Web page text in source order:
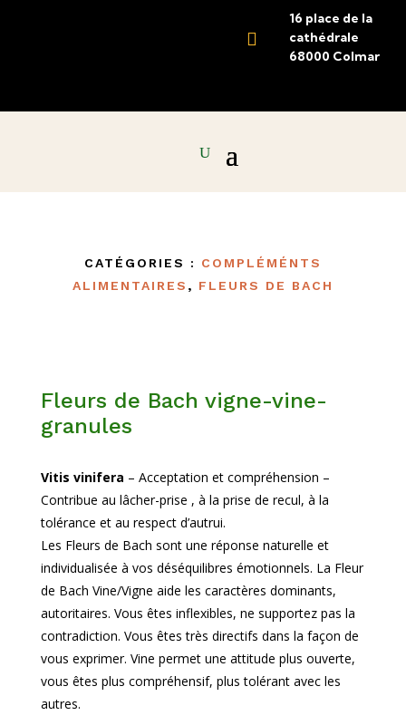

16 place de la
cathédrale
68000 Colmar
CATÉGORIES : COMPLÉMÉNTS
ALIMENTAIRES , FLEURS DE BACH
Fleurs de Bach vigne-vine-
granules
Vitis vinifera – Acceptation et compréhension –
Contribue au lâcher-prise , à la prise de recul, à la
tolérance et au respect d’autrui.
Les Fleurs de Bach sont une réponse naturelle et
individualisée à vos déséquilibres émotionnels. La Fleur
de Bach Vine/Vigne aide les caractères dominants,
autoritaires. Vous êtes inflexibles, ne supportez pas la
contradiction. Vous êtes très directifs dans la façon de
vous exprimer. Vine permet une attitude plus ouverte,
vous êtes plus compréhensif, plus tolérant avec les
autres.